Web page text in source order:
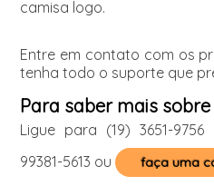
camisa logo.
Entre em contato com os
tenha todo o suporte que
Para saber mais
Ligue para (19) 3651-9756
99381-5613 ou faça uma